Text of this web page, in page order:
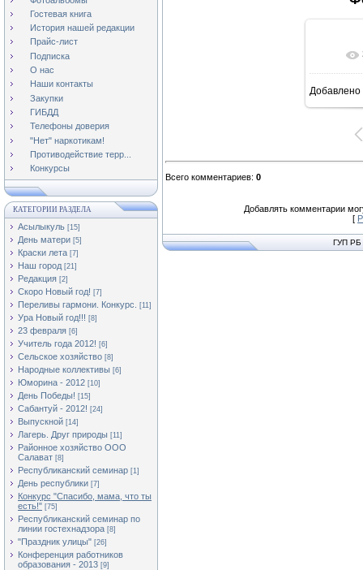
Гостевая книга
История нашей редакции
Прайс-лист
Подписка
О нас
Наши контакты
Закупки
ГИБДД
Телефоны доверия
"Нет" наркотикам!
Противодействие терр...
Конкурсы
КАТЕГОРИИ РАЗДЕЛА
Асылыкуль [15]
День матери [5]
Краски лета [7]
Наш город [21]
Редакция [2]
Скоро Новый год! [7]
Переливы гармони. Конкурс. [11]
Ура Новый год!!! [8]
23 февраля [6]
Учитель года 2012! [6]
Сельское хозяйство [8]
Народные коллективы [6]
Юморина - 2012 [10]
День Победы! [15]
Сабантуй - 2012! [24]
Выпускной [14]
Лагерь. Друг природы [11]
Районное хозяйство ООО
Салават [8]
Республиканский семинар [1]
День республики [7]
Конкурс "Спасибо, мама, что ты
есть!" [75]
Республиканский семинар по
линии гостехнадзора [8]
"Праздник улицы" [26]
Конференция работников
образования - 2013 [9]
Добавлено
Всего комментариев: 0
Добавлять комментарии
[
ГУП РБ